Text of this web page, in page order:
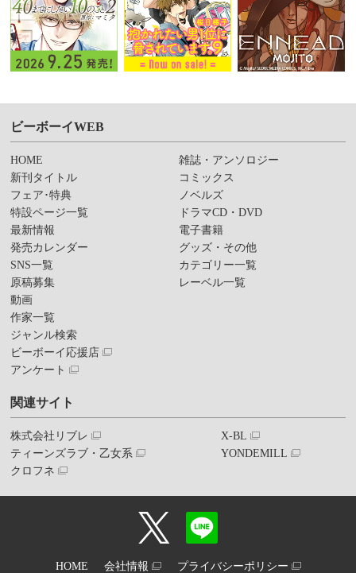
ビーボーイWEB
HOME
新刊タイトル
フェア･特典
特設ページ一覧
最新情報
発売カレンダー
SNS一覧
原稿募集
動画
作家一覧
ジャンル検索
ビーボーイ応援店
アンケート
雑誌・アンソロジー
コミックス
ノベルズ
ドラマCD・DVD
電子書籍
グッズ・その他
カテゴリー一覧
レーベル一覧
関連サイト
株式会社リブレ
ティーンズラブ・乙女系
クロフネ
X-BL
YONDEMILL
HOME 会社情報 プライバシーポリシー